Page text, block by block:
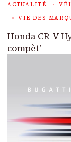
ACTUALITÉ
VIE DES
Honda CR-V
compèt’